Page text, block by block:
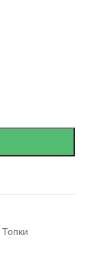
Топки